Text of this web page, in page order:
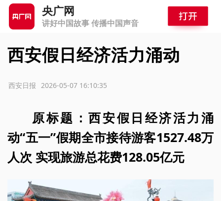
央广网
讲好中国故事 传播中国声音
西安假日经济活力涌动
2026-05-07 16:10:35
西安日报
原标题：西安假日经济活力涌
动“五一”假期全市接待游客1527.48万
人次 实现旅游总花费128.05亿元